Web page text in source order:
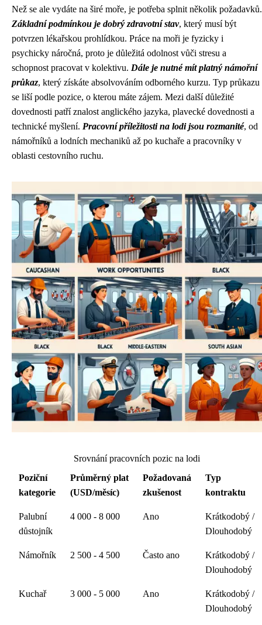
Než se ale vydáte na širé moře, je potřeba splnit několik požadavků.
Základní podmínkou je dobrý zdravotní stav, který musí být
potvrzen lékařskou prohlídkou. Práce na moři je fyzicky i
psychicky náročná, proto je důležitá odolnost vůči stresu a
schopnost pracovat v kolektivu. Dále je nutné mít platný námořní
průkaz, který získáte absolvováním odborného kurzu. Typ průkazu
se liší podle pozice, o kterou máte zájem. Mezi další důležité
dovednosti patří znalost anglického jazyka, plavecké dovednosti a
technické myšlení. Pracovní příležitosti na lodi jsou rozmanité, od
námořníků a lodních mechaniků až po kuchaře a pracovníky v
oblasti cestovního ruchu.
Srovnání pracovních pozic na lodi
Poziční
kategorie
Průměrný plat
(USD/měsíc)
Požadovaná
zkušenost
Typ
kontraktu
Palubní
důstojník
4 000 - 8 000 Ano
Krátkodobý /
Dlouhodobý
Námořník 2 500 - 4 500 Často ano
Krátkodobý /
Dlouhodobý
Kuchař 3 000 - 5 000 Ano
Krátkodobý /
Dlouhodobý